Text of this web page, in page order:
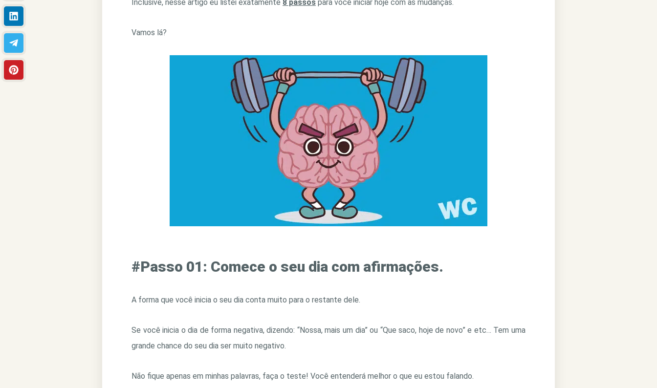
Inclusive, nesse artigo eu listei exatamente 8 passos para você iniciar hoje com as mudanças.
Vamos lá?
#Passo 01: Comece o seu dia com afirmações.
A forma que você inicia o seu dia conta muito para o restante dele.
Se você inicia o dia de forma negativa, dizendo: “Nossa, mais um dia” ou “Que saco, hoje de novo” e etc… Tem uma
grande chance do seu dia ser muito negativo.
Não fique apenas em minhas palavras, faça o teste! Você entenderá melhor o que eu estou falando.